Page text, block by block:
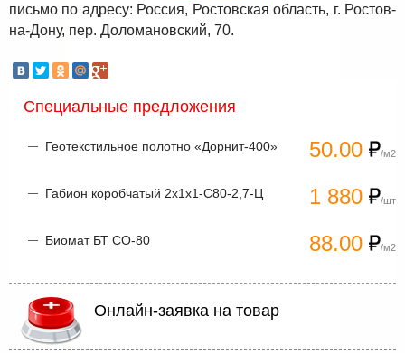
письмо по адресу: Россия, Ростовская область, г. Ростов-
на-Дону, пер. Доломановский, 70.
Специальные предложения
50.00 /м2
Геотекстильное полотно «Дорнит-400»
1 880 /шт
Габион коробчатый 2х1х1-С80-2,7-Ц
88.00 /м2
Биомат БТ СО-80
Онлайн-заявка на товар